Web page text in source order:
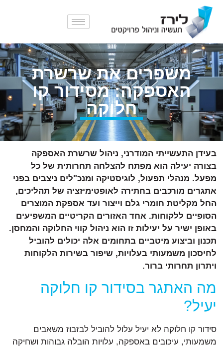
משפרים את שרשרת
האספקה: מסידור קו
חלוקה
בעידן התעשייתי המודרני, ניהול שרשרת האספקה
בצורה יעילה הוא מפתח להצלחה תחרותית של כל
מפעל. מנהלי תפעול, לוגיסטיקה ומנכ"לים ניצבים בפני
אתגרים מורכבים בחתירה לאופטימיזציה של תהליכים,
החל מקליטת חומרי גלם וייצור ועד אספקת המוצרים
הסופיים ללקוחות. אחד האזורים הקריטיים המשפיעים
באופן ישיר על יעילות זו הוא ניהול קווי החלוקה והמחסן.
תכנון וביצוע מיטביים בתחומים אלה יכולים להוביל
לחיסכון משמעותי בעלויות, שיפור בשירות הלקוחות
ויתרון תחרותי ברור.
מה האתגר בסידור קו חלוקה
יעיל?
סידור קו חלוקה לא יעיל עלול להוביל לבזבוז משאבים
משמעותי, עיכובים באספקה, עלויות הובלה גבוהות ושחיקה